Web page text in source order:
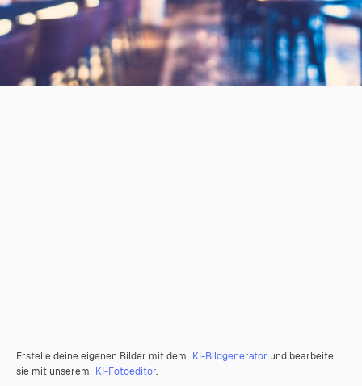
Erstelle deine eigenen Bilder mit dem KI-Bildgenerator und bearbeite
sie mit unserem KI-Fotoeditor.